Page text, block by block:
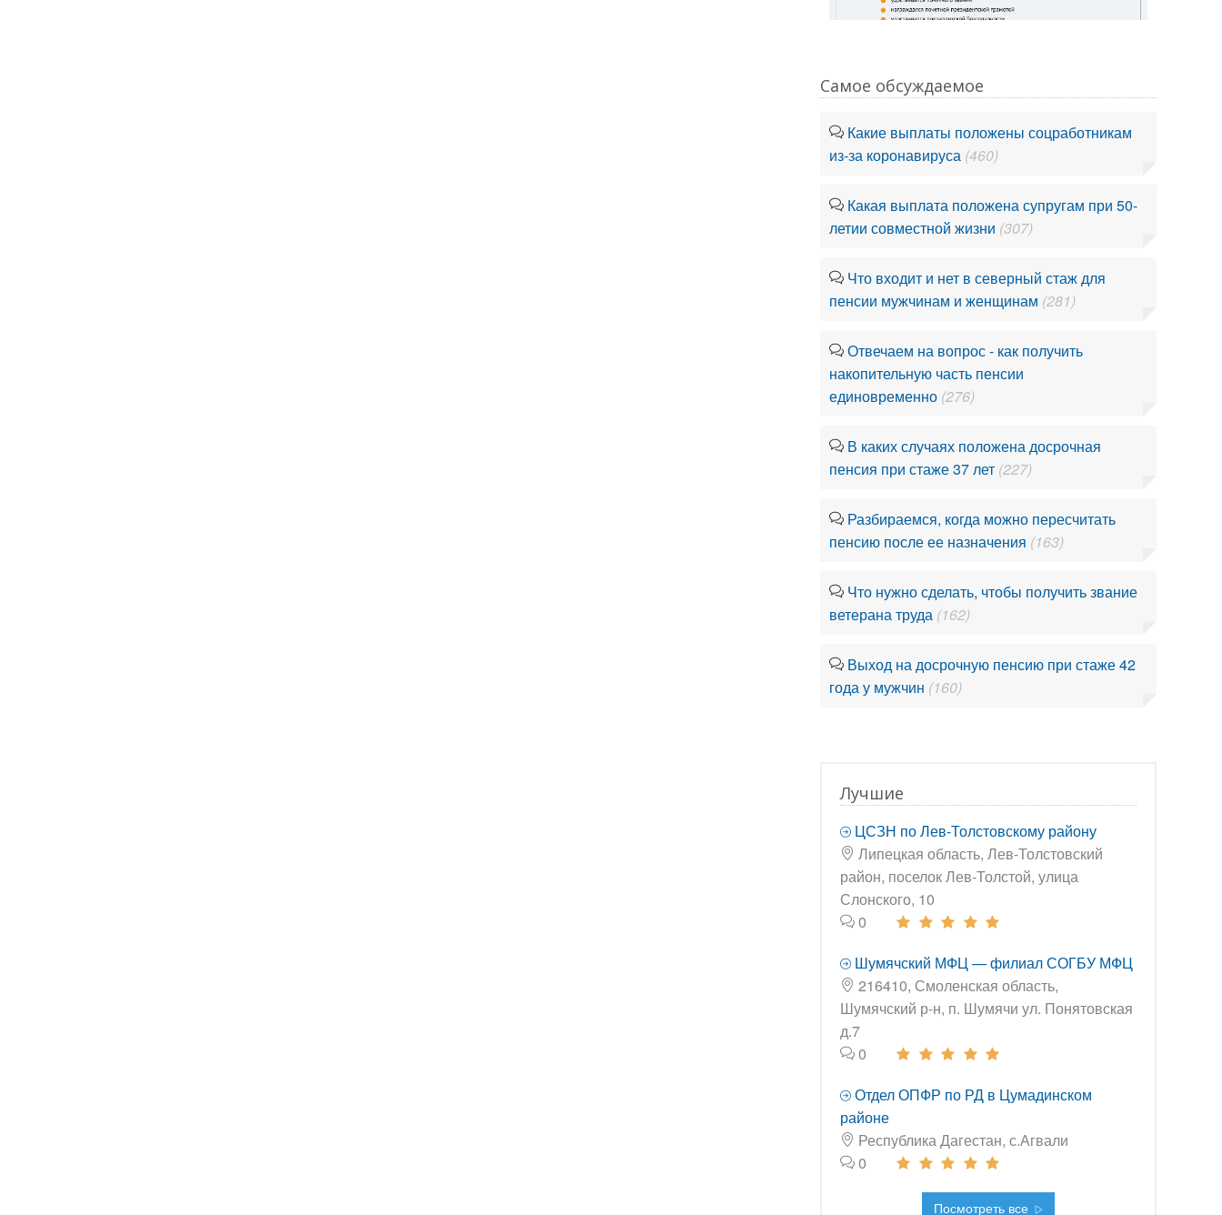
Самое обсуждаемое
Какие выплаты положены соцработникам
из-за коронавируса (460)
Какая выплата положена супругам при 50-
летии совместной жизни (307)
Что входит и нет в северный стаж для
пенсии мужчинам и женщинам (281)
Отвечаем на вопрос - как получить
накопительную часть пенсии
единовременно (276)
В каких случаях положена досрочная
пенсия при стаже 37 лет (227)
Разбираемся, когда можно пересчитать
пенсию после ее назначения (163)
Что нужно сделать, чтобы получить звание
ветерана труда (162)
Выход на досрочную пенсию при стаже 42
года у мужчин (160)
Лучшие
ЦСЗН по Лев-Толстовскому району
Липецкая область, Лев-Толстовский
район, поселок Лев-Толстой, улица
Слонского, 10
0
Шумячский МФЦ — филиал СОГБУ МФЦ
216410, Смоленская область,
Шумячский р-н, п. Шумячи ул. Понятовская
д.7
0
Отдел ОПФР по РД в Цумадинском
районе
Республика Дагестан, с.Агвали
0
Посмотреть все